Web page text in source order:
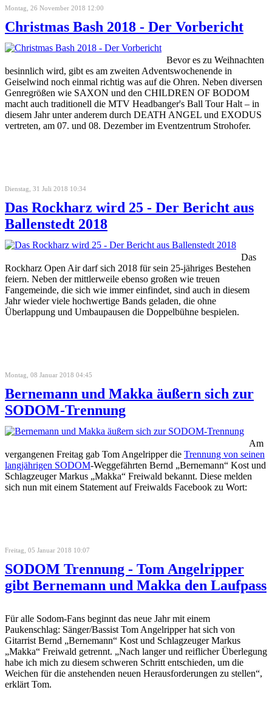
Montag, 26 November 2018 12:00
Christmas Bash 2018 - Der Vorbericht
Bevor es zu Weihnachten
besinnlich wird, gibt es am zweiten Adventswochenende in
Geiselwind noch einmal richtig was auf die Ohren. Neben diversen
Genregrößen wie SAXON und den CHILDREN OF BODOM
macht auch traditionell die MTV Headbanger's Ball Tour Halt – in
diesem Jahr unter anderem durch DEATH ANGEL und EXODUS
vertreten, am 07. und 08. Dezember im Eventzentrum Strohofer.
Dienstag, 31 Juli 2018 10:34
Das Rockharz wird 25 - Der Bericht aus
Ballenstedt 2018
Das
Rockharz Open Air darf sich 2018 für sein 25-jähriges Bestehen
feiern. Neben der mittlerweile ebenso großen wie treuen
Fangemeinde, die sich wie immer einfindet, sind auch in diesem
Jahr wieder viele hochwertige Bands geladen, die ohne
Überlappung und Umbaupausen die Doppelbühne bespielen.
Montag, 08 Januar 2018 04:45
Bernemann und Makka äußern sich zur
SODOM-Trennung
Am
vergangenen Freitag gab Tom Angelripper die Trennung von seinen
langjährigen SODOM-Weggefährten Bernd „Bernemann“ Kost und
Schlagzeuger Markus „Makka“ Freiwald bekannt. Diese melden
sich nun mit einem Statement auf Freiwalds Facebook zu Wort:
Freitag, 05 Januar 2018 10:07
SODOM Trennung - Tom Angelripper
gibt Bernemann und Makka den Laufpass
Für alle Sodom-Fans beginnt das neue Jahr mit einem
Paukenschlag: Sänger/Bassist Tom Angelripper hat sich von
Gitarrist Bernd „Bernemann“ Kost und Schlagzeuger Markus
„Makka“ Freiwald getrennt. „Nach langer und reiflicher Überlegung
habe ich mich zu diesem schweren Schritt entschieden, um die
Weichen für die anstehenden neuen Herausforderungen zu stellen“,
erklärt Tom.